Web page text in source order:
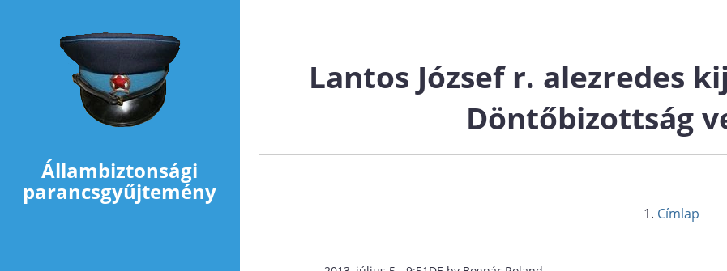
Állambiztonsági
parancsgyűjtemény
Lantos József r. alezredes
Döntőbizottság
Címlap